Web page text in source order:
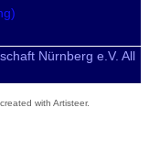
Nürnberg e.V. All
created with Artisteer.